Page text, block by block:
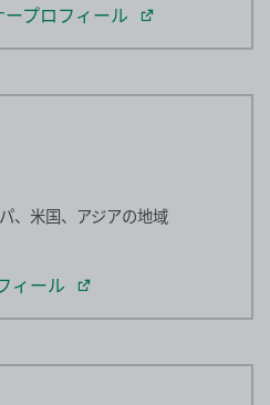
プロフィール
、米国、アジアの地域
ィール